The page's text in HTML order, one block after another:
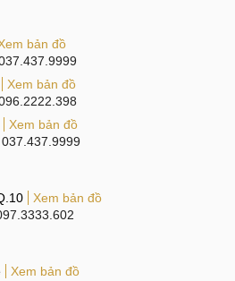
đột ngột mặc dù máy vẫn còn
Pin ảo.
động chậm chạp, có hiện tượng
cấp hoặc hư hỏng do nhiều
dụng. Những nguyên nhân phổ
bản đồ
Xem bản đồ
Xem bản đồ
037.437.9999
Xem bản đồ
Xem bản đồ